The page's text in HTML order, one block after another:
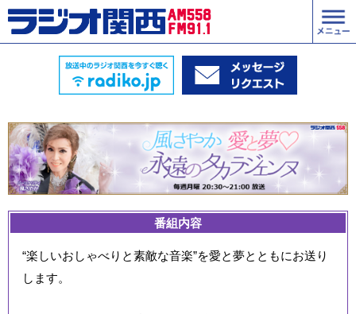
番組内容
“楽しいおしゃべりと素敵な音楽”を愛と夢とともにお送り
します。